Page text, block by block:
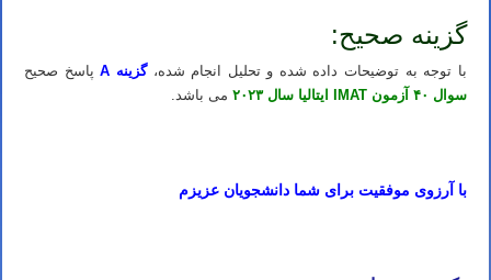
گزینه صحیح:
با توجه به توضیحات داده شده و تحلیل انجام شده،گزینه A
پاسخ صحیح
سوال ۴۰ آزمون IMAT ایتالیا سال ۲۰۲۳
می باشد.
با آرزوی موفقیت برای شما دانشجویان عزیزم